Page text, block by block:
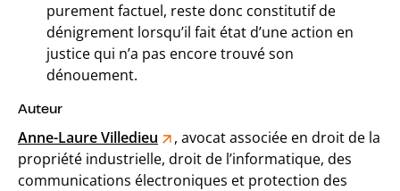
purement factuel, reste donc constitutif de
dénigrement lorsqu’il fait état d’une action en
justice qui n’a pas encore trouvé son
dénouement.
Auteur
Anne-Laure Villedieu
, avocat associée en droit de la
propriété industrielle, droit de l’informatique, des
communications électroniques et protection des